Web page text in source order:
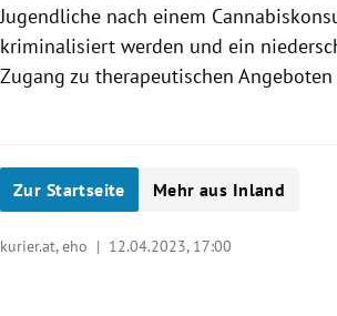
Jugendliche nach einem
kriminalisiert werden und ein
Zugang zu therapeutischen Angeboten
Zur Startseite Mehr aus Inland
kurier.at, eho | 12.04.2023, 17:00